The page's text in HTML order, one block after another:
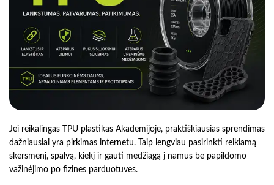
Jei reikalingas TPU plastikas Akademijoje, praktiškiausias sprendimas
dažniausiai yra pirkimas internetu. Taip lengviau pasirinkti reikiamą
skersmenį, spalvą, kiekį ir gauti medžiagą į namus be papildomo
važinėjimo po fizines parduotuves.